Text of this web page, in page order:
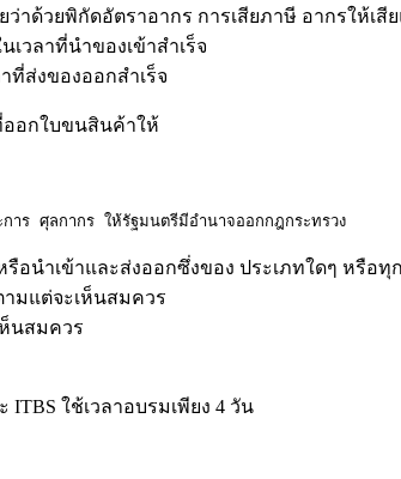
วยพิกัดอัตราอากร การเสียภาษี อากรให้เสี
วลาที่นำของเข้าสำเร็จ
ที่ส่งของออกสำเร็จ
อกใบขนสินค้าให้
าร ศุลกากร ให้รัฐมนตรีมีอำนาจออกกฎกระทรวง
ำเข้าและส่งออกซึ่งของ ประเภทใดๆ หรือทุ
มแต่จะเห็นสมควร
นสมควร
ใช้เวลาอบรมเพียง 4 วัน